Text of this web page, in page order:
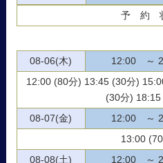
予 約
08-06(木) 12:00 ～
12:00 (80分) 13:45 (30分)
(30分)
08-07(金)
12:00 ～
13:00
08-08(土)
12:00 ～